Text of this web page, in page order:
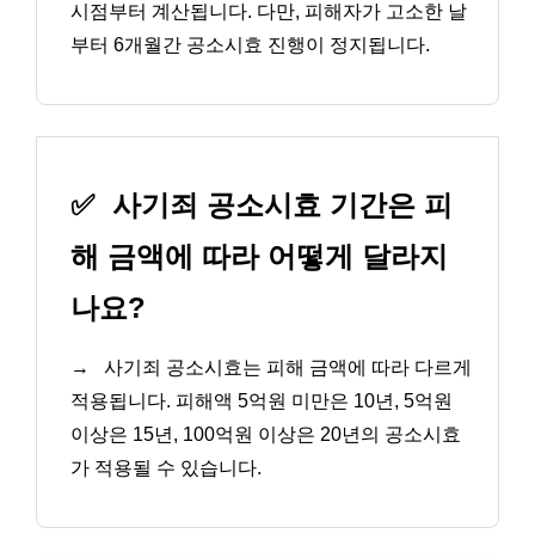
시점부터 계산됩니다. 다만, 피해자가 고소한 날
부터 6개월간 공소시효 진행이 정지됩니다.
✅ 사기죄 공소시효 기간은 피
해 금액에 따라 어떻게 달라지
나요?
→
사기죄 공소시효는 피해 금액에 따라 다르게
적용됩니다. 피해액 5억원 미만은 10년, 5억원
이상은 15년, 100억원 이상은 20년의 공소시효
가 적용될 수 있습니다.